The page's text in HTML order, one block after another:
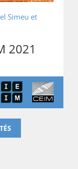
Simeu et
2021